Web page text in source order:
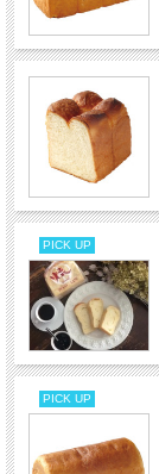
PICK UP
PICK UP